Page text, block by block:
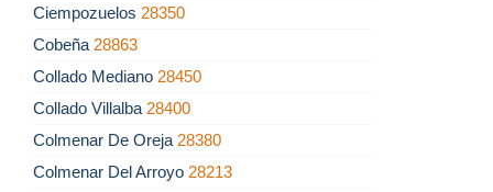
Ciempozuelos 28350
Cobeña 28863
Collado Mediano 28450
Collado Villalba 28400
Colmenar De Oreja 28380
Colmenar Del Arroyo 28213